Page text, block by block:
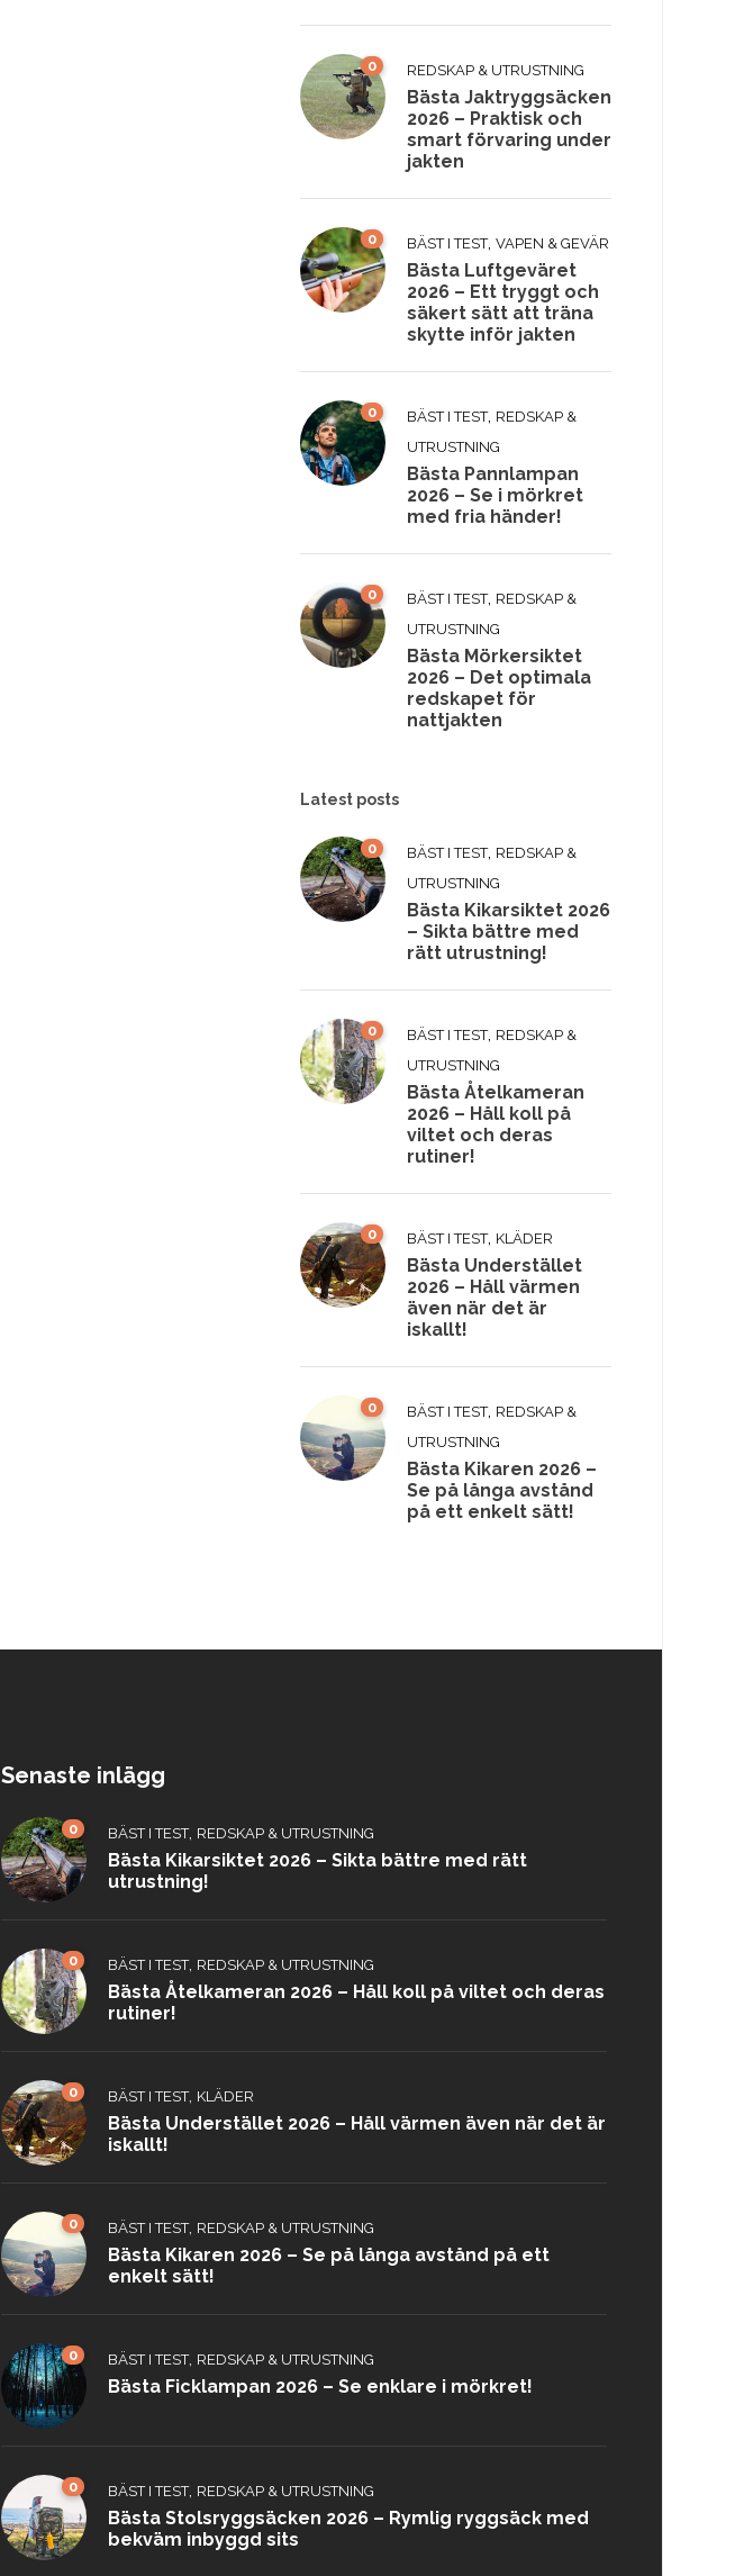
0 REDSKAP & UTRUSTNING
Bästa Jaktryggsäcken
2026 – Praktisk och
smart förvaring under
jakten
0 BÄST I TEST, VAPEN & GEVÄR
Bästa Luftgeväret
2026 – Ett tryggt och
säkert sätt att träna
skytte inför jakten
0 BÄST I TEST, REDSKAP &
UTRUSTNING
Bästa Pannlampan
2026 – Se i mörkret
med fria händer!
0 BÄST I TEST, REDSKAP &
UTRUSTNING
Bästa Mörkersiktet
2026 – Det optimala
redskapet för
nattjakten
Latest posts
0 BÄST I TEST, REDSKAP &
UTRUSTNING
Bästa Kikarsiktet 2026
– Sikta bättre med
rätt utrustning!
0 BÄST I TEST, REDSKAP &
UTRUSTNING
Bästa Åtelkameran
2026 – Håll koll på
viltet och deras
rutiner!
0 BÄST I TEST, KLÄDER
Bästa Understället
2026 – Håll värmen
även när det är
iskallt!
0 BÄST I TEST, REDSKAP &
UTRUSTNING
Bästa Kikaren 2026 –
Se på långa avstånd
på ett enkelt sätt!
Senaste inlägg
0 BÄST I TEST, REDSKAP & UTRUSTNING
Bästa Kikarsiktet 2026 – Sikta bättre med rätt
utrustning!
0 BÄST I TEST, REDSKAP & UTRUSTNING
Bästa Åtelkameran 2026 – Håll koll på viltet och deras
rutiner!
0 BÄST I TEST, KLÄDER
Bästa Understället 2026 – Håll värmen även när det är
iskallt!
0 BÄST I TEST, REDSKAP & UTRUSTNING
Bästa Kikaren 2026 – Se på långa avstånd på ett
enkelt sätt!
0 BÄST I TEST, REDSKAP & UTRUSTNING
Bästa Ficklampan 2026 – Se enklare i mörkret!
0 BÄST I TEST, REDSKAP & UTRUSTNING
Bästa Stolsryggsäcken 2026 – Rymlig ryggsäck med
bekväm inbyggd sits